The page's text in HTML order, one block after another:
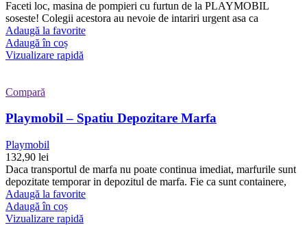
Faceti loc, masina de pompieri cu furtun de la PLAYMOBIL
soseste! Colegii acestora au nevoie de intariri urgent asa ca
Adaugă la favorite
Adaugă în coș
Vizualizare rapidă
Compară
Playmobil – Spatiu Depozitare Marfa
Playmobil
132,90 lei
Daca transportul de marfa nu poate continua imediat, marfurile sunt
depozitate temporar in depozitul de marfa. Fie ca sunt containere,
Adaugă la favorite
Adaugă în coș
Vizualizare rapidă